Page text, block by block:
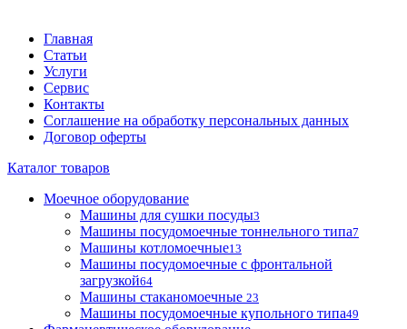
Главная
Статьи
Услуги
Сервис
Контакты
Соглашение на обработку персональных данных
Договор оферты
Каталог товаров
Моечное оборудование
Машины для сушки посуды3
Машины посудомоечные тоннельного типа7
Машины котломоечные13
Машины посудомоечные с фронтальной
загрузкой64
Машины стаканомоечные 23
Машины посудомоечные купольного типа49